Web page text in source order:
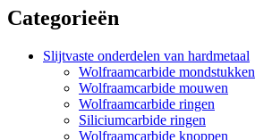
Categorieën
Slijtvaste onderdelen van hardmetaal
Wolfraamcarbide mondstukken
Wolfraamcarbide mouwen
Wolfraamcarbide ringen
Siliciumcarbide ringen
Wolfraamcarbide knoppen